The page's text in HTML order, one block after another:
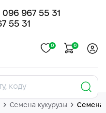
096 967 55 31
0 0
Семена кукурузы Семена